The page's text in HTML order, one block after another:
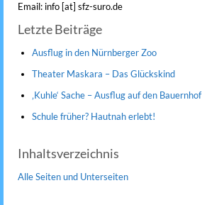
Email: info [at] sfz-suro.de
Letzte Beiträge
Ausflug in den Nürnberger Zoo
Theater Maskara – Das Glückskind
‚Kuhle‘ Sache – Ausflug auf den Bauernhof
Schule früher? Hautnah erlebt!
Inhaltsverzeichnis
Alle Seiten und Unterseiten